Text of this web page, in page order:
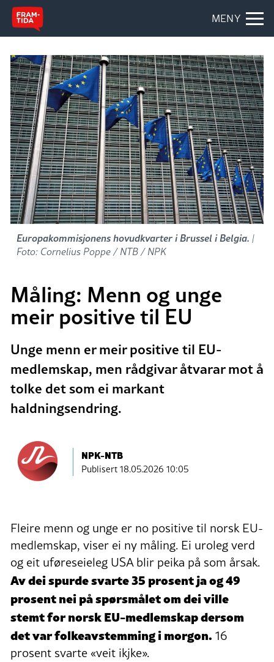
MENY
Europakommisjonens hovudkvarter i Brussel i Belgia. |
Foto: Cornelius Poppe / NTB / NPK
Måling: Menn og unge
meir positive til EU
Unge menn er meir positive til EU-
medlemskap, men rådgivar åtvarar mot å
tolke det som ei markant
haldningsendring.
NPK-NTB
Publisert18.05.2026 10:05
Fleire menn og unge er no positive til norsk EU-
medlemskap, viser ei ny måling. Ei uroleg verd
og eit uføreseieleg USA blir peika på som årsak.
Av dei spurde svarte 35 prosent ja og 49
prosent nei på spørsmålet om dei ville
stemt for norsk EU-medlemskap dersom
det var folkeavstemming i morgon. 16
prosent svarte «veit ikjke».